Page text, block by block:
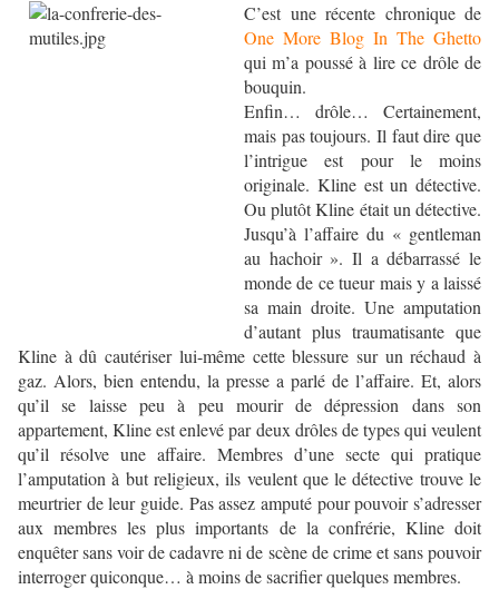
C’est une récente chronique de
One More Blog In The Ghetto
qui m’a poussé à lire ce drôle de
bouquin.
Enfin… drôle… Certainement,
mais pas toujours. Il faut dire que
l’intrigue est pour le moins
originale. Kline est un détective.
Ou plutôt Kline était un détective.
Jusqu’à l’affaire du « gentleman
au hachoir ». Il a débarrassé le
monde de ce tueur mais y a laissé
sa main droite. Une amputation
d’autant plus traumatisante que
Kline à dû cautériser lui-même cette blessure sur un réchaud à
gaz. Alors, bien entendu, la presse a parlé de l’affaire. Et, alors
qu’il se laisse peu à peu mourir de dépression dans son
appartement, Kline est enlevé par deux drôles de types qui veulent
qu’il résolve une affaire. Membres d’une secte qui pratique
l’amputation à but religieux, ils veulent que le détective trouve le
meurtrier de leur guide. Pas assez amputé pour pouvoir s’adresser
aux membres les plus importants de la confrérie, Kline doit
enquêter sans voir de cadavre ni de scène de crime et sans pouvoir
interroger quiconque… à moins de sacrifier quelques membres.